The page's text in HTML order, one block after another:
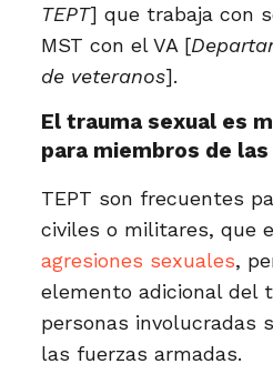
TEPT] que trabaja con
MST con el VA [
de veteranos].
El trauma sexual es
para miembros de
TEPT son frecuentes
civiles o militares, que
agresiones sexuales,
elemento adicional del
personas involucradas
las fuerzas armadas.